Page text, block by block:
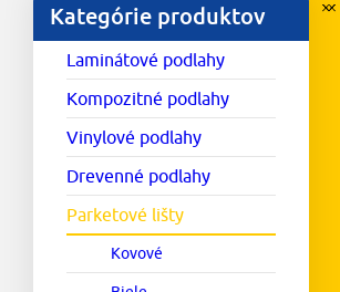
Kategórie produktov
Laminátové podlahy
Kompozitné podlahy
Vinylové podlahy
Drevenné podlahy
Parketové lišty
Kovové